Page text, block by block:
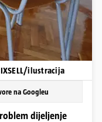
ilustracija
na Googleu
dijeljenje